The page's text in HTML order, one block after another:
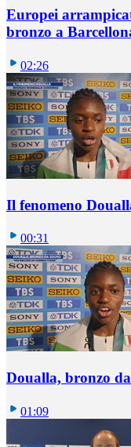
Europei
bronzo a
02:26
Il fenomeno
00:31
Doualla, bronzo
01:09